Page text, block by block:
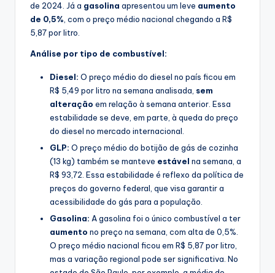
de 2024. Já a gasolina apresentou um leve aumento
de 0,5% , com o preço médio nacional chegando a R$
5,87 por litro.
Análise por tipo de combustível:
Diesel: O preço médio do diesel no país ficou em
R$ 5,49 por litro na semana analisada, sem
alteração em relação à semana anterior. Essa
estabilidade se deve, em parte, à queda do preço
do diesel no mercado internacional.
GLP: O preço médio do botijão de gás de cozinha
(13 kg) também se manteve estável na semana, a
R$ 93,72. Essa estabilidade é reflexo da política de
preços do governo federal, que visa garantir a
acessibilidade do gás para a população.
Gasolina: A gasolina foi o único combustível a ter
aumento no preço na semana, com alta de 0,5%.
O preço médio nacional ficou em R$ 5,87 por litro,
mas a variação regional pode ser significativa. No